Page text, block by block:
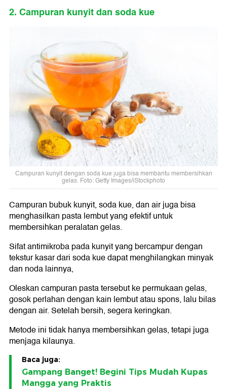
2. Campuran kunyit dan soda kue
Campuran kunyit dengan soda kue juga bisa membantu membersihkan
gelas. Foto: Getty Images/iStockphoto
Campuran bubuk kunyit, soda kue, dan air juga bisa
menghasilkan pasta lembut yang efektif untuk
membersihkan peralatan gelas.
Sifat antimikroba pada kunyit yang bercampur dengan
tekstur kasar dari soda kue dapat menghilangkan minyak
dan noda lainnya,
Oleskan campuran pasta tersebut ke permukaan gelas,
gosok perlahan dengan kain lembut atau spons, lalu bilas
dengan air. Setelah bersih, segera keringkan.
Metode ini tidak hanya membersihkan gelas, tetapi juga
menjaga kilaunya.
Baca juga:
Gampang Banget! Begini Tips Mudah Kupas
Mangga yang Praktis